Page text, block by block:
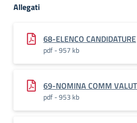
Allegati
68-ELENCO CANDIDATURE
pdf - 957 kb
69-NOMINA COMM
pdf - 953 kb